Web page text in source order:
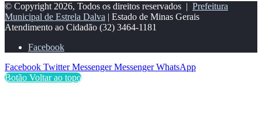
© Copyright 2026, Todos os direitos reservados | Prefeitura
Municipal de Estrela Dalva | Estado de Minas Gerais
Atendimento ao Cidadão (32) 3464-1181
Facebook
Facebook Twitter Messenger Messenger WhatsApp
Botão Voltar ao topo